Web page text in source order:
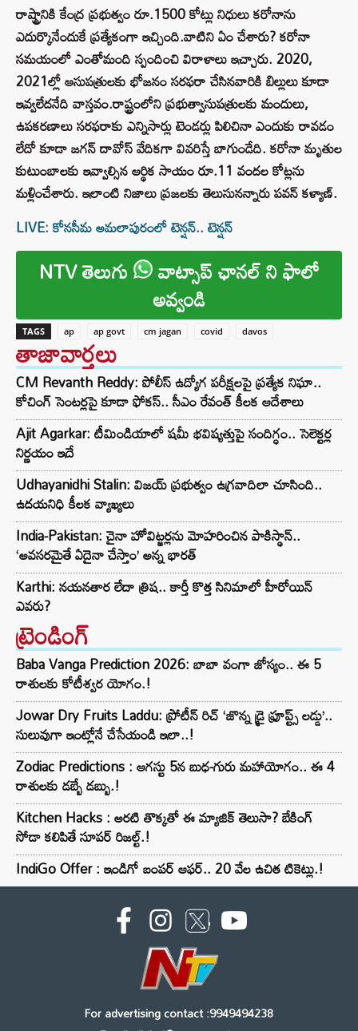
రాష్ట్రానికి కేంద్ర ప్రభుత్వం రూ.1500 కోట్లు నిధులు కరోనాను
ఎదుర్కొనేందుకే ప్రత్యేకంగా ఇచ్చింది.వాటిని ఏం చేశారు? కరోనా
సమయంలో ఎంతోమంది స్పందించి విరాళాలు ఇచ్చారు. 2020,
2021ల్లో ఆసుపత్రులకు భోజనం సరఫరా చేసినవారికి బిల్లులు కూడా
ఇవ్వలేదనేది వాస్తవం.రాష్ట్రంలోని ప్రభుత్వాసుపత్రులకు మందులు,
ఉపకరణాలు సరఫరాకు ఎన్నిసార్లు టెండర్లు పిలిచినా ఎందుకు రావడం
లేదో కూడా జగన్ దావోస్ వేదికగా వివరిస్తే బాగుండేది. కరోనా మృతుల
కుటుంబాలకు ఇవ్వాల్సిన ఆర్థిక సాయం రూ.11 వందల కోట్లను
మళ్లించేశారు. ఇలాంటి నిజాలు ప్రజలకు తెలుసునన్నారు పవన్ కళ్యాణ్.
LIVE: కోనసీమ అమలాపురంలో టెన్షన్.. టెన్షన్
NTV తెలుగు వాట్సాప్ ఛానల్ ని ఫాలో
అవ్వండి
TAGS ap ap govt cm jagan covid davos
తాజావార్తలు
CM Revanth Reddy: పోలీస్ ఉద్యోగ పరీక్షలపై ప్రత్యేక నిఘా..
కోచింగ్ సెంటర్లపై కూడా ఫోకస్.. సీఎం రేవంత్ కీలక ఆదేశాలు
Ajit Agarkar: టీమిండియాలో షమీ భవిష్యత్తుపై సందిగ్ధం.. సెలెక్టర్ల
నిర్ణయం ఇదే
Udhayanidhi Stalin: విజయ్ ప్రభుత్వం ఉగ్రవాదిలా చూసింది..
ఉదయనిధి కీలక వ్యాఖ్యలు
India-Pakistan: చైనా హోవిట్జర్లను మోహరించిన పాకిస్థాన్..
‘అవసరమైతే ఏదైనా చేస్తాం’ అన్న భారత్
Karthi: నయనతార లేదా త్రిష.. కార్తీ కొత్త సినిమాలో హీరోయిన్
ఎవరు?
ట్రెండింగ్‌
Baba Vanga Prediction 2026: బాబా వంగా జోస్యం.. ఈ 5
రాశులకు కోటీశ్వర యోగం.!
Jowar Dry Fruits Laddu: ప్రోటీన్ రిచ్ ‘జొన్న డ్రై ఫ్రూప్ట్స్ లడ్డు’..
సులువుగా ఇంట్లోనే చేసేయండి ఇలా..!
Zodiac Predictions : ఆగస్టు 5న బుధ-గురు మహాయోగం.. ఈ 4
రాశులకు డబ్బే డబ్బు.!
Kitchen Hacks : అరటి తొక్కతో ఈ మ్యాజిక్ తెలుసా? బేకింగ్
సోడా కలిపితే సూపర్ రిజల్ట్.!
IndiGo Offer : ఇండిగో బంపర్ ఆఫర్.. 20 వేల ఉచిత టికెట్లు.!
For advertising contact :9949494238